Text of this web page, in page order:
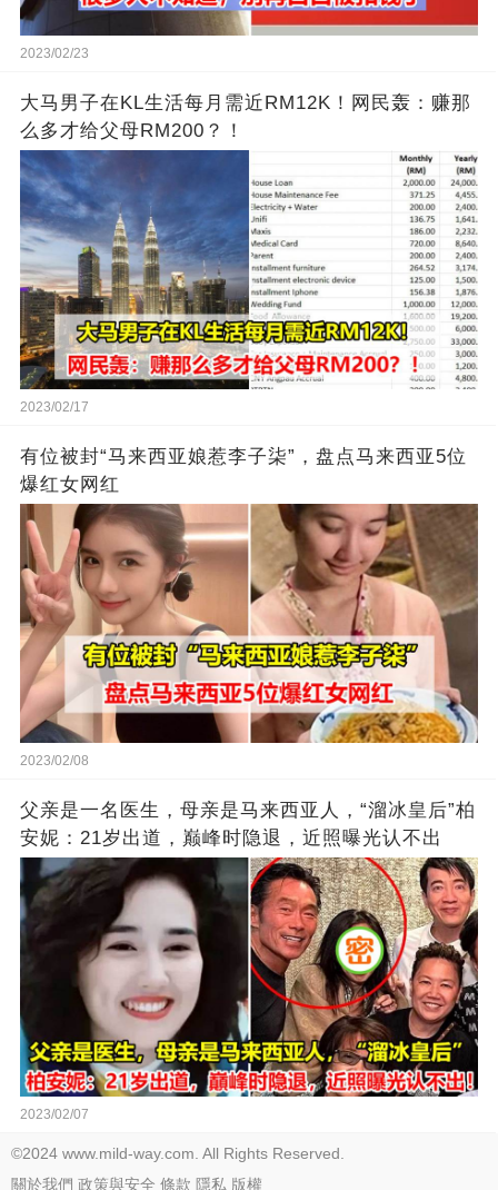
2023/02/23
大马男子在KL生活每月需近RM12K！网民轰：赚那
么多才给父母RM200？！
2023/02/17
有位被封“马来西亚娘惹李子柒”，盘点马来西亚5位
爆红女网红
2023/02/08
父亲是一名医生，母亲是马来西亚人，“溜冰皇后”柏
安妮：21岁出道，巅峰时隐退，近照曝光认不出
2023/02/07
©2024 www.mild-way.com. All Rights Reserved.
關於我們 政策與安全 條款 隱私 版權